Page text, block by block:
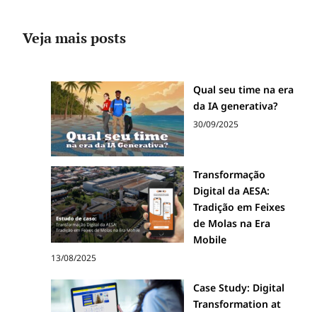
Veja mais posts
Qual seu time na era
da IA generativa?
30/09/2025
Transformação
Digital da AESA:
Tradição em Feixes
de Molas na Era
Mobile
13/08/2025
Case Study: Digital
Transformation at